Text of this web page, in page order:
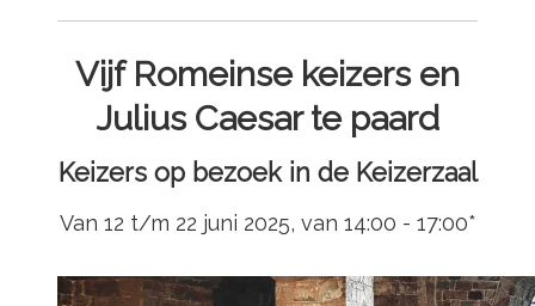
Vijf Romeinse keizers en
Julius Caesar te paard
Keizers op bezoek in de Keizerzaal
Van 12 t/m 22 juni 2025, van 14:00 - 17:00*